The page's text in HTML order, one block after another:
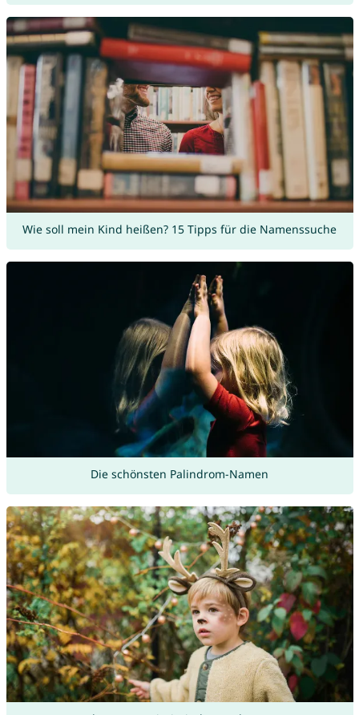
Wie soll mein Kind heißen? 15 Tipps für die Namenssuche
Die schönsten Palindrom-Namen